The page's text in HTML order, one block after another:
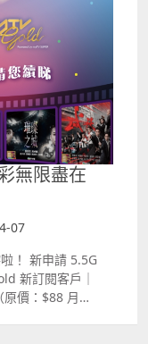
無限盡在
07
！ 新申請 5.5G
新訂閱客戶｜
：$88 月）